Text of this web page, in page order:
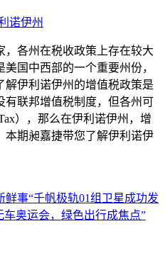
诺伊州
，各州在税收政策上存在较大
国中西部的一个重要州份，
解伊利诺伊州的增值税政策是
有联邦增值税制度，但各州可
），那么在伊利诺伊州，增
本期昶嘉捷带您了解伊利诺伊
鲜事“千帆极轨01组卫星成功发
车奥运会，绿色出行成焦点”